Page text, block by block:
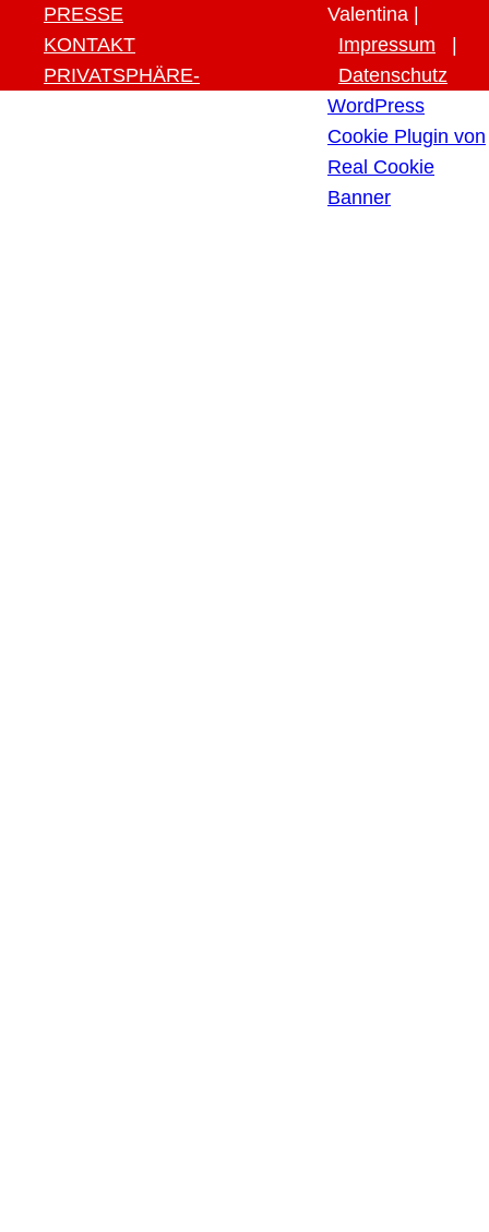
PRESSE
KONTAKT
PRIVATSPHÄRE-
Valentina |
Impressum
Datenschutz
WordPress
Cookie Plugin von
Real Cookie
Banner